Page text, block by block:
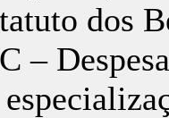
dos
–